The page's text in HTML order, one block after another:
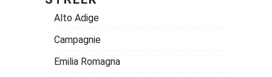
Alto Adige
Campagnie
Emilia Romagna